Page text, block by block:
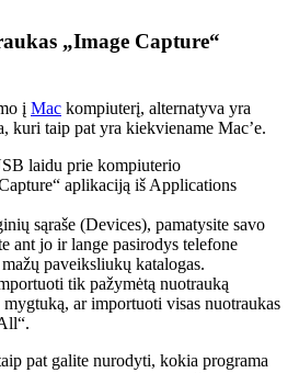
„Image Capture“
į Mac kompiuterį, alternatyva yra
kuri taip pat yra kiekviename Mac’e.
laidu prie kompiuterio
aplikaciją iš Applications
sąraše (Devices), pamatysite savo
ant jo ir lange pasirodys telefone
paveiksliukų katalogas.
tik pažymėtą nuotrauką
ar importuoti visas nuotraukas
pat galite nurodyti, kokia programa